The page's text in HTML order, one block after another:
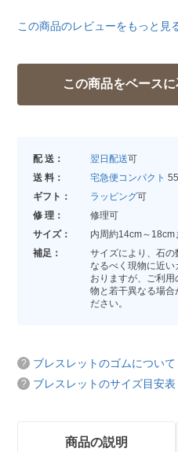
この商品のレビューをもっと見
配 送： 翌日配送可
送 料：
宅急便コンパクト
ギフト：
ラッピング可
修 理：
修理可
サイズ：
内周約14cm～18cm
補足：
サイズにより、石の
なるべく現物に近
おりますが、ご利
物と若干異なる場合
ださい。
ブレスレットのゴムについて
ブレスレットのサイズ目安表
商品の説明